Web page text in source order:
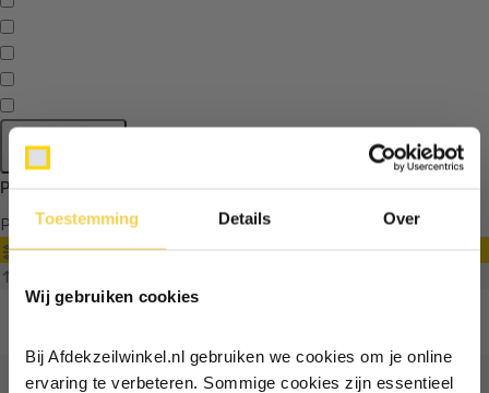
Toestemming Details Over
Wij gebruiken cookies
Bij Afdekzeilwinkel.nl gebruiken we cookies om je online
ervaring te verbeteren. Sommige cookies zijn essentieel
Apply filters
Producten getagd met mesh
Producten
FilterOntvang €5,- korting!
Schrijf je in voor de nieuwsbrief en
Vul je e-mailadres in‍⁪⁪